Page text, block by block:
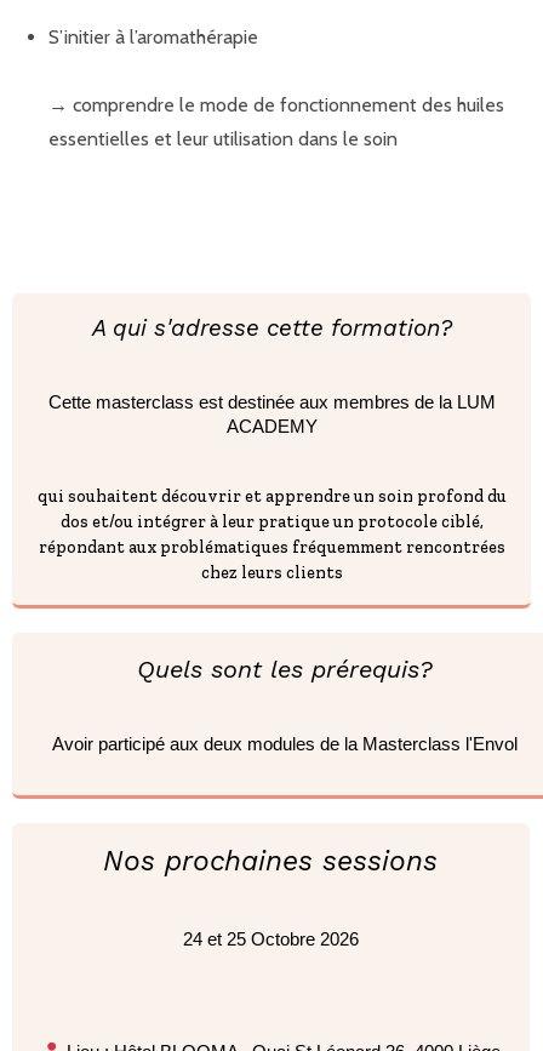
S’initier à l’aromathérapie
→ comprendre le mode de fonctionnement des huiles
essentielles et leur utilisation dans le soin
A qui s'adresse cette formation?
Cette masterclass est destinée aux membres de la LUM
ACADEMY
qui souhaitent découvrir et apprendre un soin profond du
dos et/ou intégrer à leur pratique un protocole ciblé,
répondant aux problématiques fréquemment rencontrées
chez leurs clients
Quels sont les prérequis?
Avoir participé aux deux modules de la Masterclass l'Envol
Nos prochaines sessions
24 et 25 Octobre 2026